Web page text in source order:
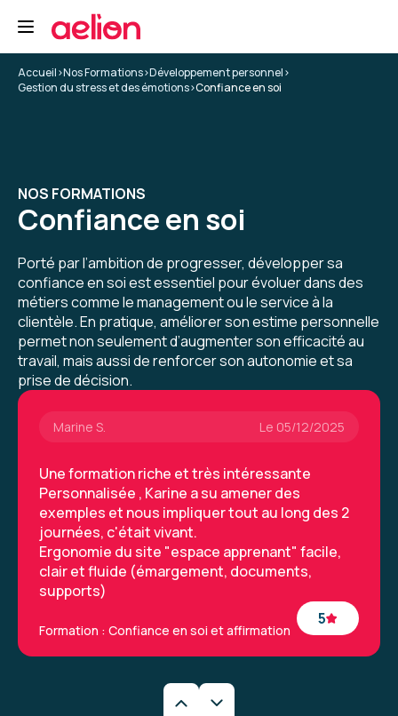
Accueil>Nos Formations>Développement personnel>
Gestion du stress et des émotions>Confiance en soi
NOS FORMATIONS
Confiance en soi
Porté par l’ambition de progresser, développer sa
confiance en soi est essentiel pour évoluer dans des
métiers comme le management ou le service à la
clientèle. En pratique, améliorer son estime personnelle
permet non seulement d’augmenter son efficacité au
travail, mais aussi de renforcer son autonomie et sa
prise de décision.
5
supports)
5
Belle expérience, première fois que j'ai une
formation avec Aelion, très contente d'avoir pu
le faire, interface très facile d'utilisation, les
La formatrice est top.
Formation : Confiance en soi et affirmation
Marine S. Le 05/12/2025
5
Une formation riche et très intéressante
Personnalisée , Karine a su amener des
exemples et nous impliquer tout au long des 2
journées, c'était vivant.
Ergonomie du site "espace apprenant" facile,
clair et fluide (émargement, documents,
supports)
Formation : Confiance en soi et affirmation